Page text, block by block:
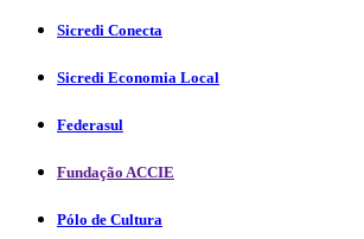
Sicredi Conecta
Sicredi Economia Local
Federasul
Fundação ACCIE
Pólo de Cultura